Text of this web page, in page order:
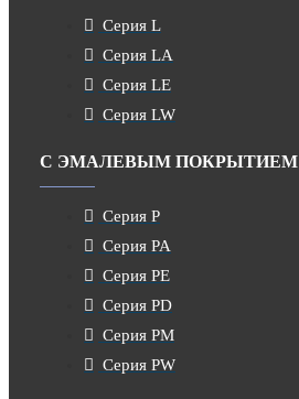
Серия L
Серия LA
Серия LE
Серия LW
С ЭМАЛЕВЫМ ПОКРЫТИЕМ
Серия P
Серия PA
Серия PE
Серия PD
Серия PM
Серия PW